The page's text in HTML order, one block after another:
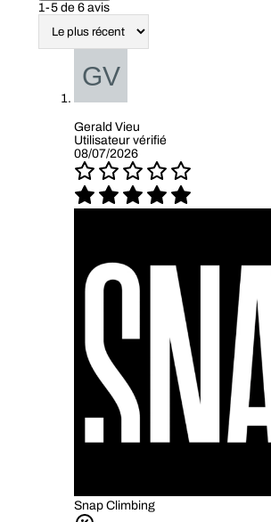
1-5 de 6 avis
Gerald Vieu
Utilisateur vérifié
08/07/2026
Snap Climbing